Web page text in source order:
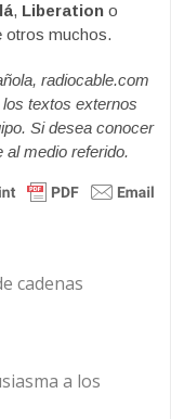
, Liberation o
otros muchos.
radiocable.com
textos externos
Si desea conocer
al medio referido.
cadenas
a los